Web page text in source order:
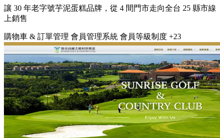
讓 30 年老字號芋泥蛋糕品牌，從 4 間門市走向全台 25 縣市線
上銷售
購物車 & 訂單管理 會員管理系統 會員等級制度 +23